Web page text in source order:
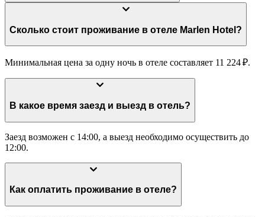
Сколько стоит проживание в отеле Marlen Hotel?
Минимальная цена за одну ночь в отеле составляет 11 224 ₽.
В какое время заезд и выезд в отель?
Заезд возможен с 14:00, а выезд необходимо осуществить до
12:00.
Как оплатить проживание в отеле?